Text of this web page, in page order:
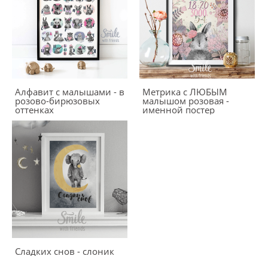
Алфавит с малышами - в
розово-бирюзовых
оттенках
Метрика с ЛЮБЫМ
малышом розовая -
именной постер
Сладких снов - слоник